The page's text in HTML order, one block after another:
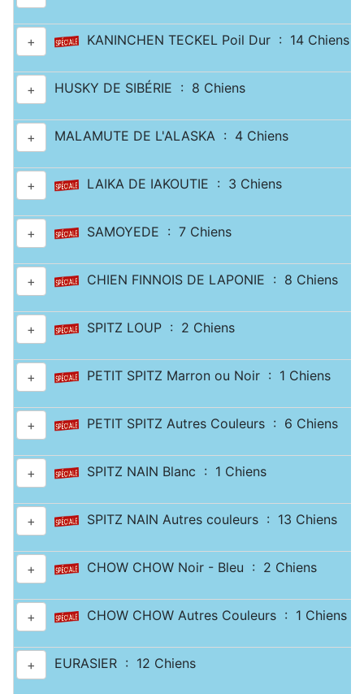
+ KANINCHEN TECKEL Poil Dur : 14 Chiens
+ HUSKY DE SIBÉRIE : 8 Chiens
+ MALAMUTE DE L'ALASKA : 4 Chiens
+ LAIKA DE IAKOUTIE : 3 Chiens
+ SAMOYEDE : 7 Chiens
+ CHIEN FINNOIS DE LAPONIE : 8 Chiens
+ SPITZ LOUP : 2 Chiens
+ PETIT SPITZ Marron ou Noir : 1 Chiens
+ PETIT SPITZ Autres Couleurs : 6 Chiens
+ SPITZ NAIN Blanc : 1 Chiens
+ SPITZ NAIN Autres couleurs : 13 Chiens
+ CHOW CHOW Noir - Bleu : 2 Chiens
+ CHOW CHOW Autres Couleurs : 1 Chiens
+ EURASIER : 12 Chiens